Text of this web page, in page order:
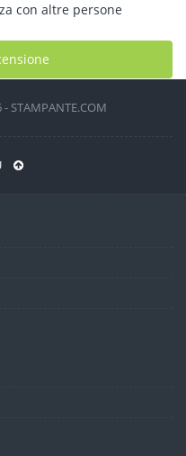
con altre persone
STAMPANTE.COM